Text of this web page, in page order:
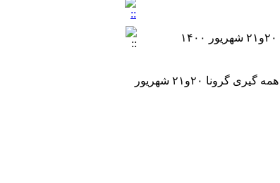
در دوره همه گیری گرونا ۲۰و۲۱ شهریور